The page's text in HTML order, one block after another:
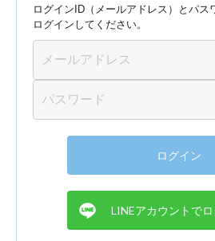
ログインID（メールアドレス）とパス
ログインしてください。